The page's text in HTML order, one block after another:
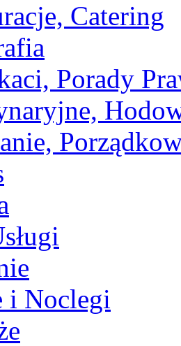
Catering
Porady
i Noclegi